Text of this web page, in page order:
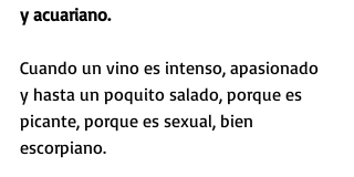
y acuariano.
Cuando un vino es intenso, apasionado
y hasta un poquito salado, porque es
picante, porque es sexual, bien
escorpiano.